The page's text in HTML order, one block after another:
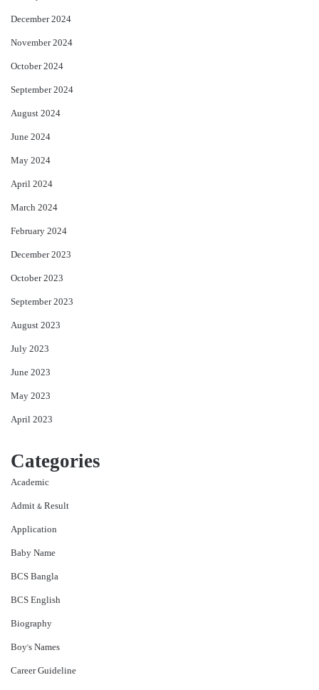
December 2024
November 2024
October 2024
September 2024
August 2024
June 2024
May 2024
April 2024
March 2024
February 2024
December 2023
October 2023
September 2023
August 2023
July 2023
June 2023
May 2023
April 2023
Categories
Academic
Admit & Result
Application
Baby Name
BCS Bangla
BCS English
Biography
Boy's Names
Career Guideline